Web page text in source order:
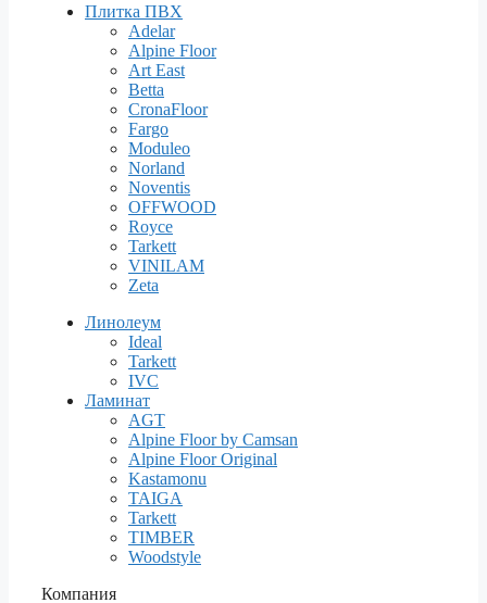
Плитка ПВХ
Adelar
Alpine Floor
Art East
Betta
CronaFloor
Fargo
Moduleo
Norland
Noventis
OFFWOOD
Royce
Tarkett
VINILAM
Zeta
Линолеум
Ideal
Tarkett
IVC
Ламинат
AGT
Alpine Floor by Camsan
Alpine Floor Original
Kastamonu
TAIGA
Tarkett
TIMBER
Woodstyle
Компания